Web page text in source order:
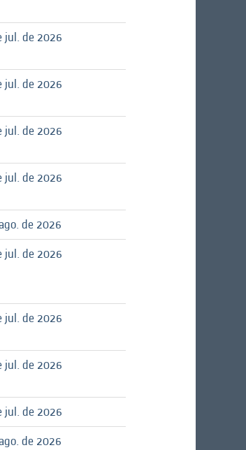
jul. de 2026
jul. de 2026
jul. de 2026
jul. de 2026
de 2026
jul. de 2026
jul. de 2026
jul. de 2026
jul. de 2026
de 2026